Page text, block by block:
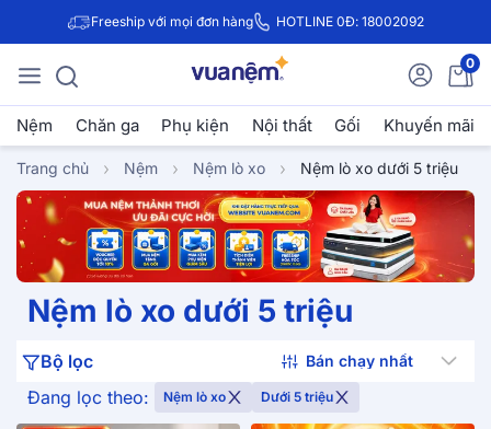
Freeship với mọi đơn hàng HOTLINE 0Đ: 18002092
0
Nệm Chăn ga Phụ kiện Nội thất Gối Khuyến mãi
Trang chủ Nệm Nệm lò xo Nệm lò xo dưới 5 triệu
Nệm lò xo dưới 5 triệu
Đang lọc theo: Nệm lò xo Dưới 5 triệu
Bộ lọc